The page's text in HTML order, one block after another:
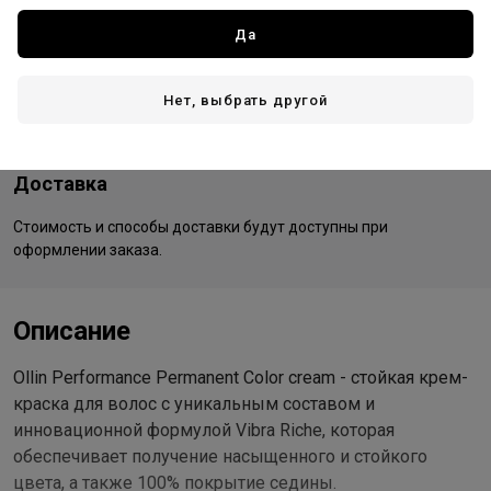
Россия - страна бренда
Доставка
Стоимость и способы доставки будут доступны при
оформлении заказа.
Описание
Ollin Performance Permanent Color cream - стойкая крем-
краска для волос с уникальным составом и
инновационной формулой Vibra Riche, которая
обеспечивает получение насыщенного и стойкого
цвета, а также 100% покрытие седины.
Да
Нет, выбрать другой